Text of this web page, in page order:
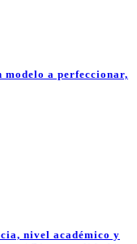
modelo a perfeccionar,
nivel académico y